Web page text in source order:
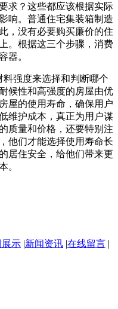
求？这些都应该根据实际
响。普通住宅集装箱制造
，没有必要购买廉价的住
。根据这三个步骤，消费
器。
强度来选择和判断哪个
候性和高强度的房屋由优
屋的使用寿命，确保用户
维护成本，真正为用户谋
质量和价格，还要特别注
他们才能选择使用寿命长
居住安全，给他们带来更
。
示 |新闻资讯 |在线留言 |